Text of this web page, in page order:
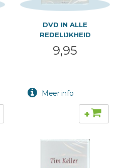
DVD IN ALLE
REDELIJKHEID
9,95
+